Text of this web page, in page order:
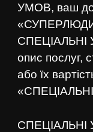
УМОВ, ваш
СПЕЦІАЛЬНІ
опис послуг,
або їх
СПЕЦІАЛЬНІ